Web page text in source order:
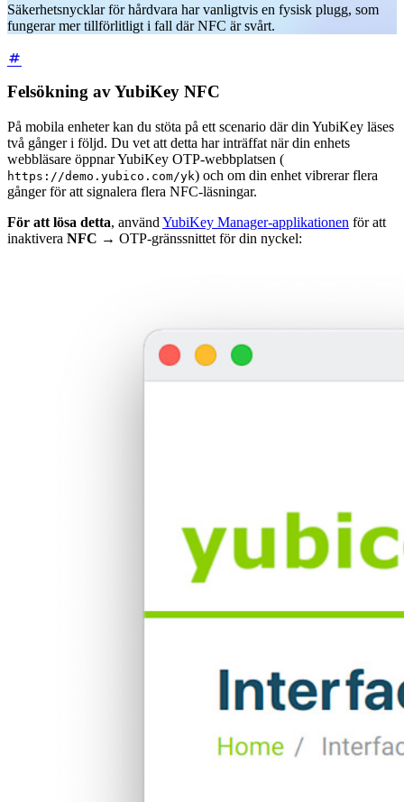
Säkerhetsnycklar för hårdvara har vanligtvis en fysisk plugg, som
fungerar mer tillförlitligt i fall där NFC är svårt.
Felsökning av YubiKey NFC
På mobila enheter kan du stöta på ett scenario där din YubiKey läses
två gånger i följd. Du vet att detta har inträffat när din enhets
webbläsare öppnar YubiKey OTP-webbplatsen (
https://demo.yubico.com/yk) och om din enhet vibrerar flera
gånger för att signalera flera NFC-läsningar.
För att lösa detta, använd YubiKey Manager-applikationen för att
inaktivera NFC → OTP-gränssnittet för din nyckel: